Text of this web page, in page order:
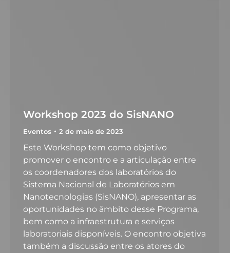
Workshop 2023 do SisNANO
Eventos 2 de maio de 2023
Este Workshop tem como objetivo
promover o encontro e a articulação entre
os coordenadores dos laboratórios do
Sistema Nacional de Laboratórios em
Nanotecnologias (SisNANO), apresentar as
oportunidades no âmbito desse Programa,
bem como a infraestrutura e serviços
laboratoriais disponíveis. O encontro objetiva
também a discussão entre os atores do